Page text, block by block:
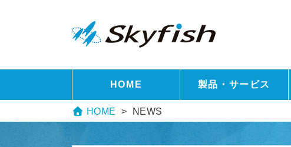
HOME 製品・サービス
HOME NEWS